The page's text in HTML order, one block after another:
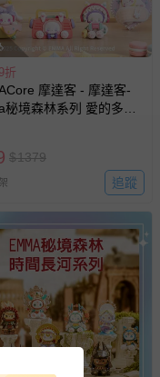
資料內的查詢訂單內，
否完好，若商品遇瑕疵
：
購物流程、付款方
缺貨即會通知媽咪並協
，導致無法安排出貨，
宜，並將提供適當補
折
摩達客 - 摩達客-
秘境森林系列 愛的多巴
$1379
追蹤